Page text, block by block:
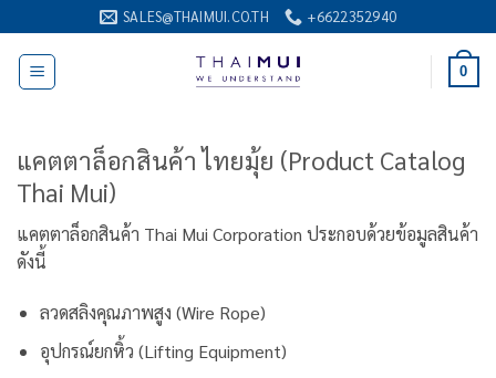
ไป
เนื้อหา
SALES@THAIMUI.CO.TH +6622352940
0
แคตตาล็อกสินค้า ไทยมุ้ย (Product Catalog
Thai Mui)
แคตตาล็อกสินค้า Thai Mui Corporation ประกอบด้วยข้อมูลสินค้า
ดังนี้
ลวดสลิงคุณภาพสูง (Wire Rope)
อุปกรณ์ยกหิ้ว (Lifting Equipment)